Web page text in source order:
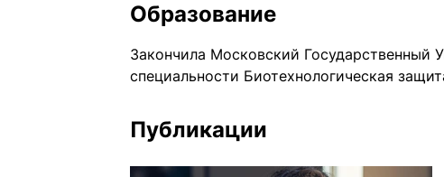
Образование
Закончила Московский Государственный
специальности Биотехнологическая
Публикации